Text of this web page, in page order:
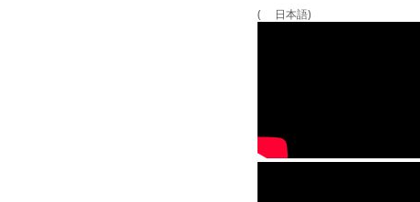
( 日本語)